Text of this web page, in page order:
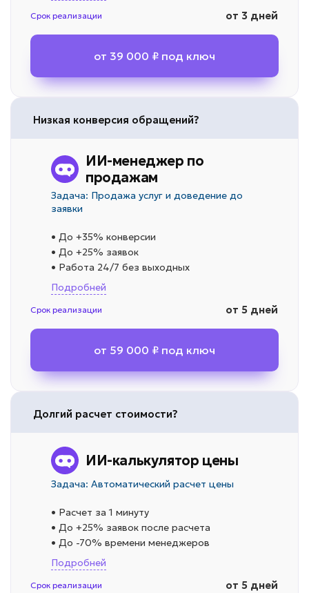
Срок реализации от 3 дней
от 39 000 ₽ под ключ
Низкая конверсия обращений?
ИИ-менеджер по
продажам
Задача: Продажа услуг и доведение до
заявки
• До +35% конверсии
• До +25% заявок
• Работа 24/7 без выходных
Подробней
Срок реализации от 5 дней
от 59 000 ₽ под ключ
Долгий расчет стоимости?
ИИ-калькулятор цены
Задача: Автоматический расчет цены
• Расчет за 1 минуту
• До +25% заявок после расчета
• До -70% времени менеджеров
Подробней
Срок реализации от 5 дней